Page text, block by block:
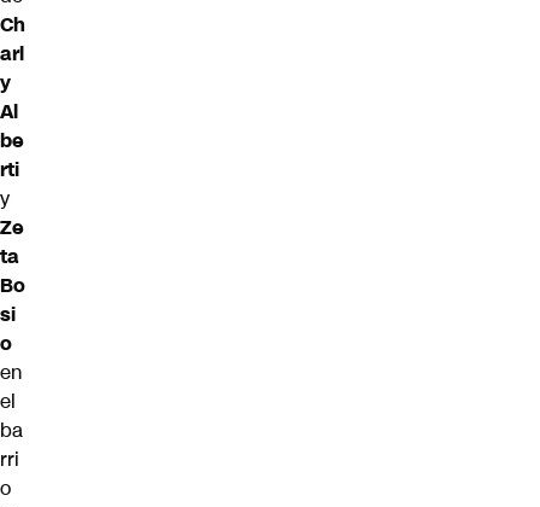
Ch
arl
y
Al
be
rti
y
Ze
ta
Bo
si
o
en
el
ba
rri
o